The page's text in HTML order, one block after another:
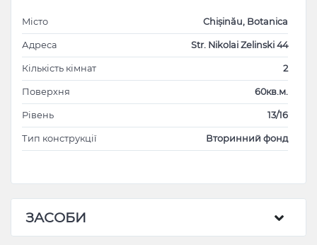
Місто Chișinău, Botanica
Адреса Str. Nikolai Zelinski 44
Кількість кімнат 2
Поверхня 60кв.м.
Рівень 13/16
Тип конструкції Вторинний фонд
ЗАСОБИ